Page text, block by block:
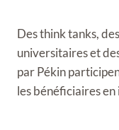
Des think tanks,
universitaires et
par Pékin
les bénéficiaires